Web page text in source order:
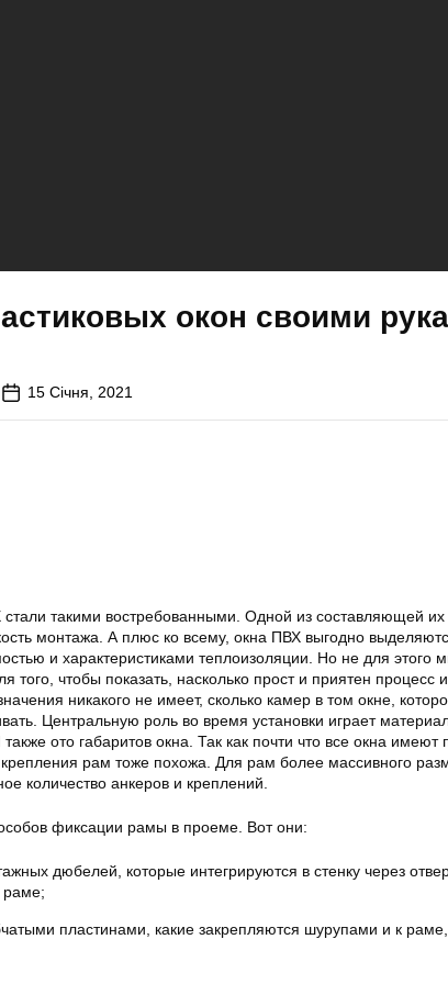
окон своими
15 Січня, 2021
такими востребованными. Одной из составляющей их
монтажа. А плюс ко всему, окна ПВХ выгодно
и характеристиками теплоизоляции. Но не для этого
того, чтобы показать, насколько прост и приятен процесс
никакого не имеет, сколько камер в том окне,
Центральную роль во время установки играет
ото габаритов окна. Так как почти что все окна имеют
рам тоже похожа. Для рам более массивного
количество анкеров и креплений.
фиксации рамы в проеме. Вот они:
дюбелей, которые интегрируются в стенку через
раме;
пластинами, какие закрепляются шурупами и к раме,